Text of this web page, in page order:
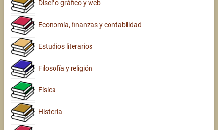
Diseño gráfico y web
Economía, finanzas y contabilidad
Estudios literarios
Filosofía y religión
Física
Historia